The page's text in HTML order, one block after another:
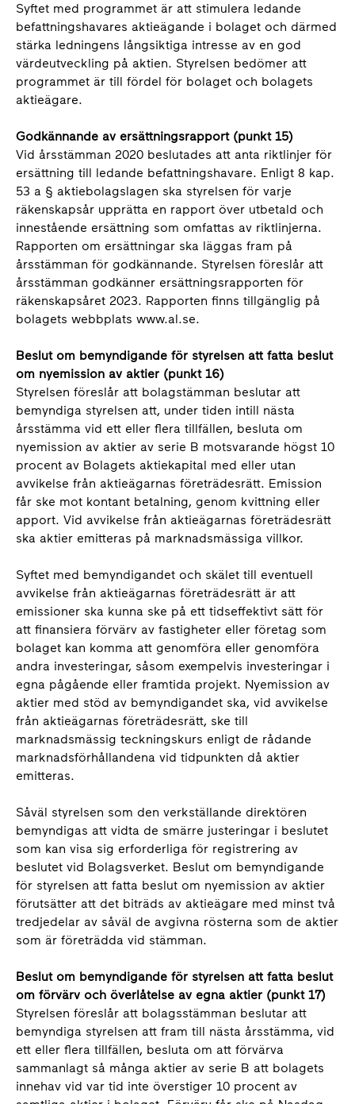
Syftet med programmet är att stimulera ledande
befattningshavares aktieägande i bolaget och därmed
stärka ledningens långsiktiga intresse av en god
värdeutveckling på aktien. Styrelsen bedömer att
programmet är till fördel för bolaget och bolagets
aktieägare.
Godkännande av ersättningsrapport (punkt 15)
Vid årsstämman 2020 beslutades att anta riktlinjer för
ersättning till ledande befattningshavare. Enligt 8 kap.
53 a § aktiebolagslagen ska styrelsen för varje
räkenskapsår upprätta en rapport över utbetald och
innestående ersättning som omfattas av riktlinjerna.
Rapporten om ersättningar ska läggas fram på
årsstämman för godkännande. Styrelsen föreslår att
årsstämman godkänner ersättningsrapporten för
räkenskapsåret 2023. Rapporten finns tillgänglig på
bolagets webbplats www.al.se.
Beslut om bemyndigande för styrelsen att fatta beslut
om nyemission av aktier (punkt 16)
Styrelsen föreslår att bolagstämman beslutar att
bemyndiga styrelsen att, under tiden intill nästa
årsstämma vid ett eller flera tillfällen, besluta om
nyemission av aktier av serie B motsvarande högst 10
procent av Bolagets aktiekapital med eller utan
avvikelse från aktieägarnas företrädesrätt. Emission
får ske mot kontant betalning, genom kvittning eller
apport. Vid avvikelse från aktieägarnas företrädesrätt
ska aktier emitteras på marknadsmässiga villkor.
Syftet med bemyndigandet och skälet till eventuell
avvikelse från aktieägarnas företrädesrätt är att
emissioner ska kunna ske på ett tidseffektivt sätt för
att finansiera förvärv av fastigheter eller företag som
bolaget kan komma att genomföra eller genomföra
andra investeringar, såsom exempelvis investeringar i
egna pågående eller framtida projekt. Nyemission av
aktier med stöd av bemyndigandet ska, vid avvikelse
från aktieägarnas företrädesrätt, ske till
marknadsmässig teckningskurs enligt de rådande
marknadsförhållandena vid tidpunkten då aktier
emitteras.
Såväl styrelsen som den verkställande direktören
bemyndigas att vidta de smärre justeringar i beslutet
som kan visa sig erforderliga för registrering av
beslutet vid Bolagsverket. Beslut om bemyndigande
för styrelsen att fatta beslut om nyemission av aktier
förutsätter att det biträds av aktieägare med minst två
tredjedelar av såväl de avgivna rösterna som de aktier
som är företrädda vid stämman.
Beslut om bemyndigande för styrelsen att fatta beslut
om förvärv och överlåtelse av egna aktier (punkt 17)
Styrelsen föreslår att bolagsstämman beslutar att
bemyndiga styrelsen att fram till nästa årsstämma, vid
ett eller flera tillfällen, besluta om att förvärva
sammanlagt så många aktier av serie B att bolagets
innehav vid var tid inte överstiger 10 procent av